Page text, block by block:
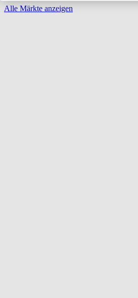
Alle Märkte anzeigen